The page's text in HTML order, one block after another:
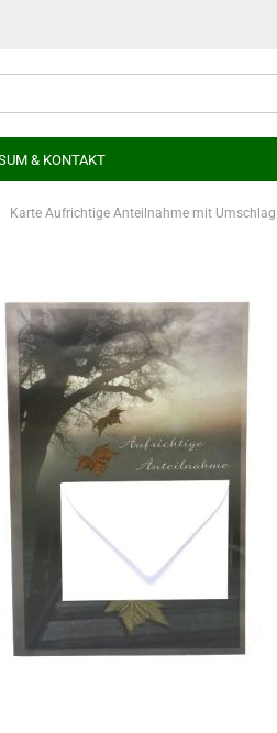
& KONTAKT
Karte Aufrichtige Anteilnahme mit Umschlag